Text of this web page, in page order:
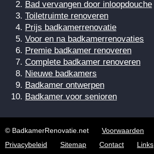
Bad vervangen door inloopdouche
Toiletruimte renoveren
Prijs badkamerrenovatie
Voor en na badkamerrenovaties
Premie badkamer renoveren
Complete badkamer renoveren
Nieuwe badkamers
Badkamer ontwerpen
Badkamer voor senioren
© BadkamerRenovatie.net Voorwaarden
Privacybeleid
Sitemap Contact
Links